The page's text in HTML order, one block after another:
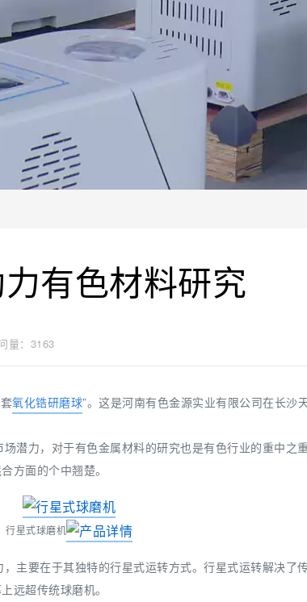
有色材料研究
量： 3163
氧化锆研磨球”。这是河南有色金源实业有限公司在长沙
潜力，对于有色金属材料的研究也是有色行业的重中之
方面的个中翘楚。
行星式球磨机
主要在于其独特的行星式运转方式。行星式运转解决了
远超传统球磨机。